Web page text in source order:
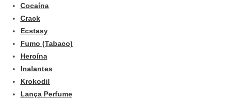
Cocaína
Crack
Ecstasy
Fumo (Tabaco)
Heroína
Inalantes
Krokodil
Lança Perfume